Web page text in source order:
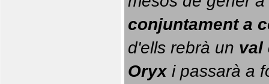
conjuntament a
d'ells rebrà un val
Oryx i passarà a